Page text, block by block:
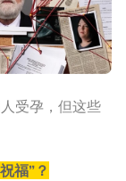
受孕，但这些
福”？